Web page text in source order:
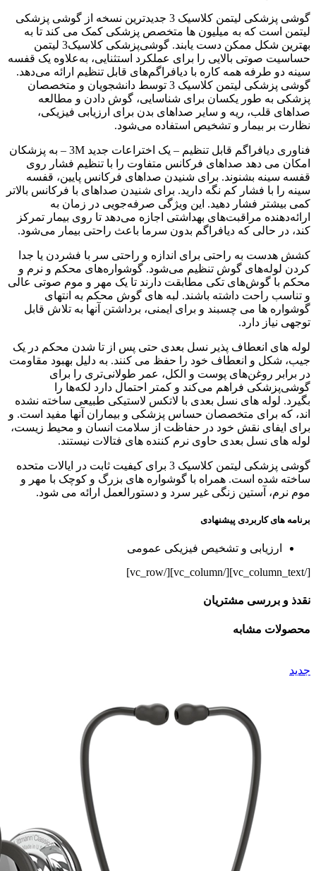
گوشی پزشکی لیتمن کلاسیک 3 جدیدترین نسخه از گوشی پزشکی
لیتمن است که به میلیون ها متخصص پزشکی کمک می کند تا به
بهترین شکل ممکن دست یابند. گوشی‌پزشکی کلاسیک3 لیتمن
حساسیت صوتی بالایی را برای عملکرد استثنایی، به‌علاوه یک قفسه
سینه دو طرفه همه کاره با دیافراگم‌های قابل تنظیم ارائه می‌دهد.
گوشی‌ پزشکی لیتمن کلاسیک 3 توسط دانشجویان و متخصصان
پزشکی به طور یکسان برای شناسایی، گوش دادن و مطالعه
صداهای قلب، ریه و سایر صداهای بدن برای ارزیابی فیزیکی،
نظارت بر بیمار و تشخیص استفاده می‌شود.
فناوری دیافراگم قابل تنظیم – یک اختراعات جدید 3M – به پزشکان
امکان می دهد صداهای فرکانس متفاوت را با تنظیم فشار روی
قفسه سینه بشنوند. برای شنیدن صداهای فرکانس پایین، قفسه
سینه را با فشار کم نگه دارید. برای شنیدن صداهای با فرکانس بالاتر
کمی بیشتر فشار دهید. این ویژگی صرفه‌جویی در زمان به
ارائه‌دهنده مراقبت‌های بهداشتی اجازه می‌دهد تا روی بیمار تمرکز
کند، در حالی که دیافراگم بدون سرما باعث راحتی بیمار می‌شود.
کشش هدست به راحتی برای اندازه و راحتی سر با فشردن یا جدا
کردن لوله‌های گوش تنظیم می‌شود. گوشواره‌های محکم و نرم و
محکم با گوش‌های تکی مطابقت دارند تا یک مهر و موم صوتی عالی
و تناسب راحت داشته باشند. لبه های گوش محکم به انتهای
گوشواره ها می چسبند و برای ایمنی، برداشتن آنها به تلاش قابل
توجهی نیاز دارد.
لوله های انعطاف پذیر نسل بعدی حتی پس از تا شدن محکم در یک
جیب، شکل و انعطاف خود را حفظ می کنند. به دلیل بهبود مقاومت
در برابر روغن‌های پوست و الکل، عمر طولانی‌تری را برای
گوشی‌پزشکی فراهم می‌کند و کمتر احتمال دارد لکه‌ها را
بگیرد. لوله های نسل بعدی با لاتکس لاستیکی طبیعی ساخته نشده
اند، که برای متخصصان حساس پزشکی و بیماران آنها مفید است. و
برای ایفای نقش خود در حفاظت از سلامت انسان و محیط زیست،
لوله های نسل بعدی حاوی نرم کننده های فتالات نیستند.
گوشی پزشکی لیتمن کلاسیک 3 برای کیفیت ثابت در ایالات متحده
ساخته شده است. همراه با گوشواره های بزرگ و کوچک با مهر و
موم نرم، آستین زنگی غیر سرد و دستورالعمل ارائه می شود.
برنامه های کاربردی پیشنهادی
ارزیابی و تشخیص فیزیکی عمومی
[/vc_column_text][/vc_column][/vc_row]
نقدذ و بررسی مشتریان
محصولات مشابه
جدید